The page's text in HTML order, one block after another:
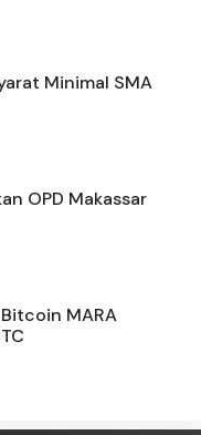
Minimal SMA
OPD Makassar
MARA